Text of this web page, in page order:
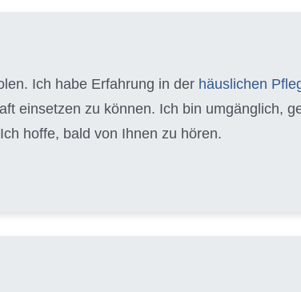
Ich habe Erfahrung in der häuslichen
einsetzen zu können. Ich bin umgänglich,
hoffe, bald von Ihnen zu hören.